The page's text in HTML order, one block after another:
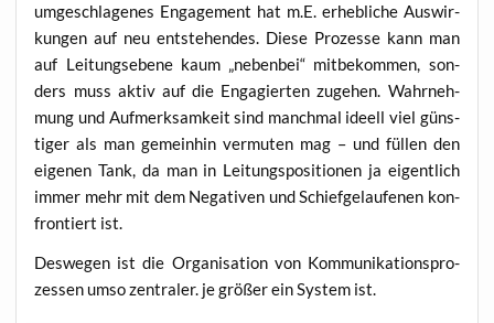
umge­schla­ge­nes Enga­ge­ment hat m.E. erheb­li­che Aus­wir­
kun­gen auf neu ent­ste­hen­des. Die­se Pro­zes­se kann man
auf Lei­tungs­ebe­ne kaum „neben­bei“ mit­be­kom­men, son­
ders muss aktiv auf die Enga­gier­ten zuge­hen. Wahr­neh­
mung und Auf­merk­sam­keit sind manch­mal ideell viel güns­
ti­ger als man gemein­hin ver­mu­ten mag – und fül­len den
eige­nen Tank, da man in Lei­tungs­po­si­tio­nen ja eigent­lich
immer mehr mit dem Nega­ti­ven und Schief­ge­lau­fe­nen kon­
fron­tiert ist.
Des­we­gen ist die Orga­ni­sa­ti­on von Kom­mu­ni­ka­ti­ons­pro­
zes­sen umso zen­tra­ler. je grö­ßer ein Sys­tem ist.